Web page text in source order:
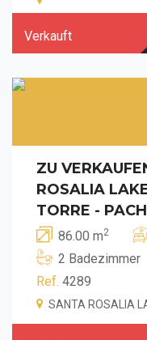
Verkauft
ZU
ROSALIA
TORRE -
86.00 m2
2 Badezimmer
Ref. 4289
SANTA ROSALIA